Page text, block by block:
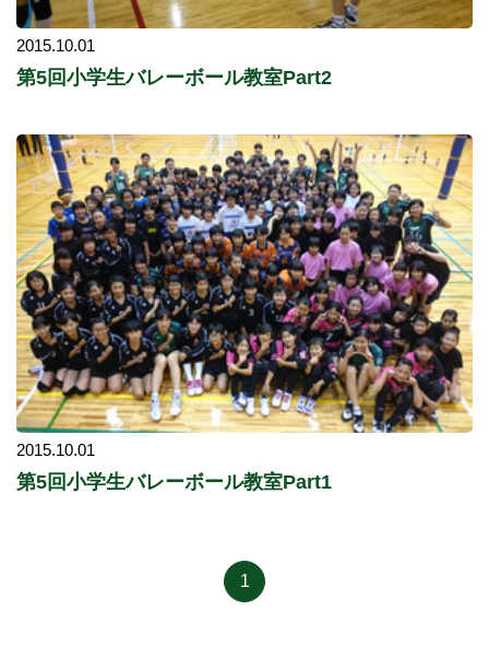
2015.10.01
第5回小学生バレーボール教室Part2
2015.10.01
第5回小学生バレーボール教室Part1
1